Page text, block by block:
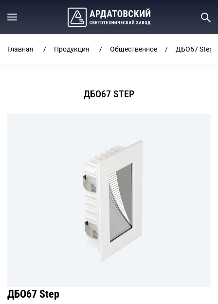
Главная Продукция Общественное ДБО67 Step
ДБО67 STEP
ДБО67 Step